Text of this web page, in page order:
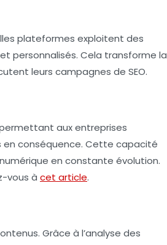
plateformes exploitent des
personnalisés. Cela transforme la
leurs campagnes de SEO.
aux entreprises
en conséquence. Cette capacité
en constante évolution.
vous à cet article.
Grâce à l’analyse des